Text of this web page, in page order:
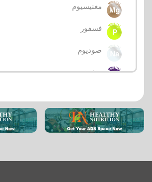
مغنيسيوم
فسفور
صوديوم
منغنيز
حديد
فيتامين بي5 (حمض البانتوثينيك)